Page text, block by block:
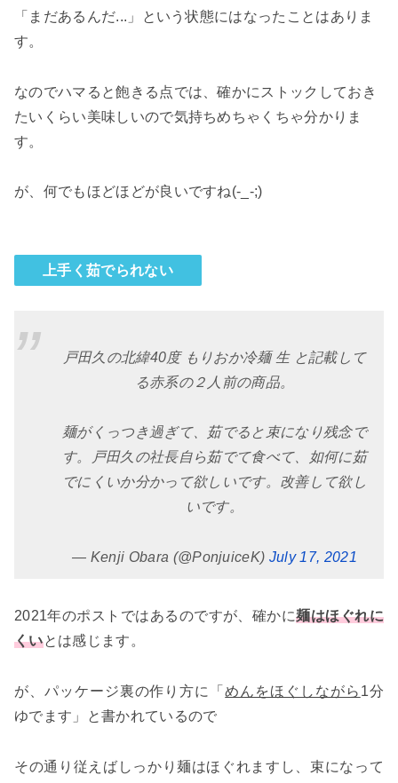
「まだあるんだ...」という状態にはなったことはありま
す。
なのでハマると飽きる点では、確かにストックしておき
たいくらい美味しいので気持ちめちゃくちゃ分かりま
す。
が、何でもほどほどが良いですね(-_-;)
上手く茹でられない
戸田久の北緯40度 もりおか冷麺 生 と記載して
る赤系の２人前の商品。
麺がくっつき過ぎて、茹でると束になり残念で
す。戸田久の社長自ら茹でて食べて、如何に茹
でにくいか分かって欲しいです。改善して欲し
いです。
— Kenji Obara (@PonjuiceK) July 17, 2021
2021年のポストではあるのですが、確かに麺はほぐれに
くいとは感じます。
が、パッケージ裏の作り方に「めんをほぐしながら 1分
ゆでます」と書かれているので
その通り従えばしっかり麺はほぐれますし、束になって